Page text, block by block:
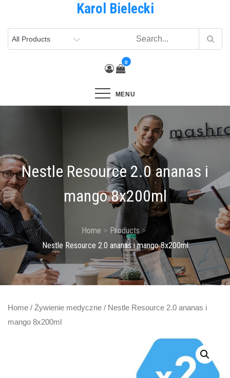
content
Karol Bielecki
0
MENU
Nestle Resource 2.0 ananas i
mango 8x200ml
Home
Products
Nestle Resource 2.0 ananas i mango 8x200ml
Home / Żywienie medyczne / Nestle Resource 2.0 ananas i
mango 8x200ml